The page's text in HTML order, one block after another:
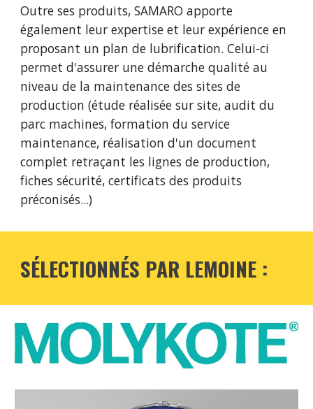
Outre ses produits, SAMARO apporte
également leur expertise et leur expérience en
proposant un plan de lubrification. Celui-ci
permet d'assurer une démarche qualité au
niveau de la maintenance des sites de
production (étude réalisée sur site, audit du
parc machines, formation du service
maintenance, réalisation d'un document
complet retraçant les lignes de production,
fiches sécurité, certificats des produits
préconisés...)
SÉLECTIONNÉS PAR LEMOINE :